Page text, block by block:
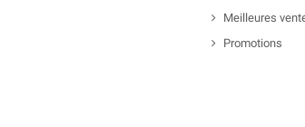
Meilleures
Promotions